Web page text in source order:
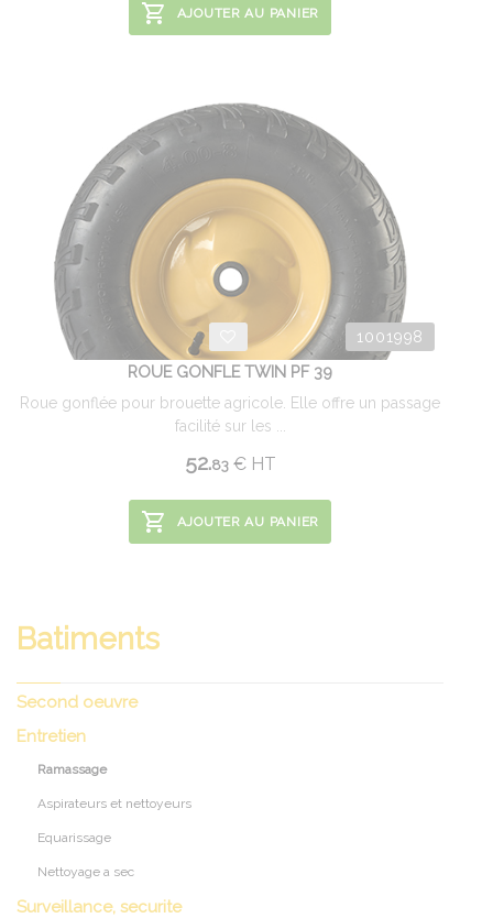
AJOUTER AU PANIER
1001998
ROUE GONFLE TWIN PF 39
Roue gonflée pour brouette agricole. Elle offre un passage
facilité sur les ...
52.83 €HT
AJOUTER AU PANIER
Batiments
Second oeuvre
Entretien
Ramassage
Aspirateurs et nettoyeurs
Equarissage
Nettoyage a sec
Surveillance, securite